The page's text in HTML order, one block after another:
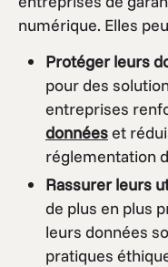
numérique. Elles
Protéger leurs
pour des
entreprises
donnéeset
réglementation
Rassurer leurs
de plus en plus
leurs données
pratiques